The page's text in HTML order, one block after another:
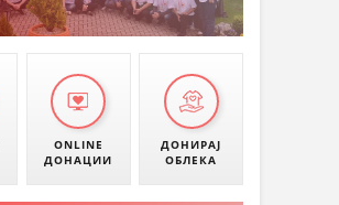
ONLINE
ДОНАЦИИ
ДОНИРАЈ
ОБЛЕКА